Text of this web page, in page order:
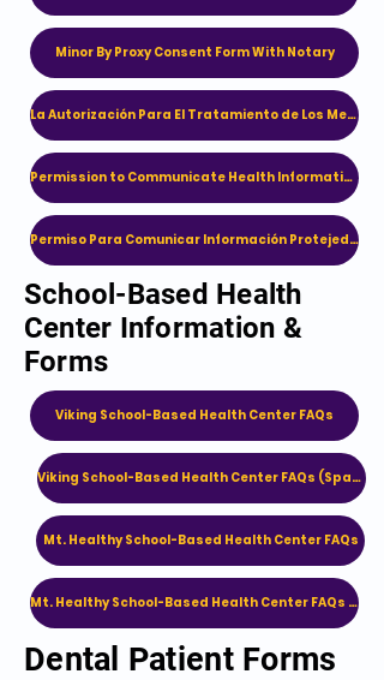
Minor By Proxy Consent Form With Notary
La Autorización Para El Tratamiento de Los Menores – Consentimiento Por Representacion
Permission to Communicate Health Information
Permiso Para Comunicar Información Protejeda de Salud
School-Based Health
Center Information &
Forms
Viking School-Based Health Center FAQs​
Viking School-Based Health Center FAQs (Spanish)​
Mt. Healthy School-Based Health Center FAQs
Mt. Healthy School-Based Health Center FAQs (Spanish)
Dental Patient Forms